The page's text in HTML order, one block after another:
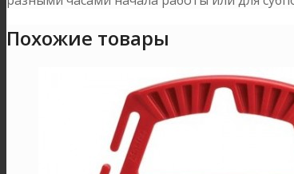
Похожие товары